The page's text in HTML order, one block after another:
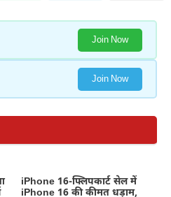
Join Now
Join Now
iPhone 16-फ्लिपकार्ट सेल में
iPhone 16 की कीमत धड़ाम,